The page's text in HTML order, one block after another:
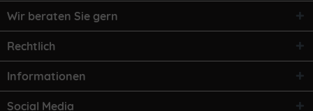
Wir beraten Sie gern
Rechtlich
Informationen
Social Media